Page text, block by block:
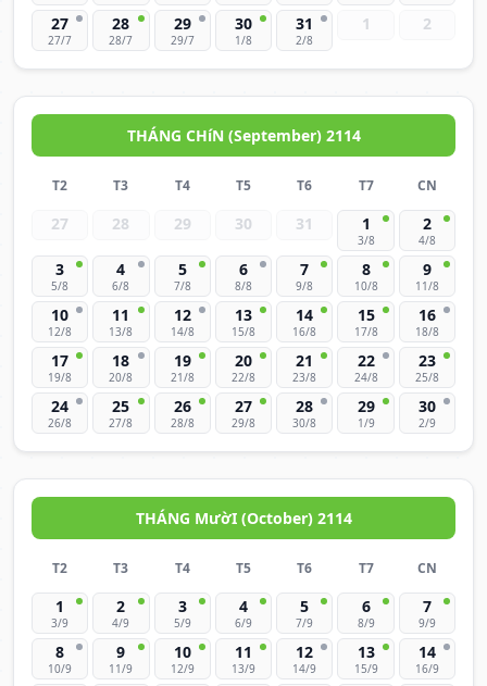
27
27/7
28
28/7
29
29/7
30
1/8
31
2/8
1 2
THÁNG CHíN (September) 2114
T2 T3 T4 T5 T6 T7 CN
27 28 29 30 31 1
3/8
2
4/8
3
5/8
4
6/8
5
7/8
6
8/8
7
9/8
8
10/8
9
11/8
10
12/8
11
13/8
12
14/8
13
15/8
14
16/8
15
17/8
16
18/8
17
19/8
18
20/8
19
21/8
20
22/8
21
23/8
22
24/8
23
25/8
24
26/8
25
27/8
26
28/8
27
29/8
28
30/8
29
1/9
30
2/9
THÁNG MườI (October) 2114
T2 T3 T4 T5 T6 T7 CN
1
3/9
2
4/9
3
5/9
4
6/9
5
7/9
6
8/9
7
9/9
8
10/9
9
11/9
10
12/9
11
13/9
12
14/9
13
15/9
14
16/9